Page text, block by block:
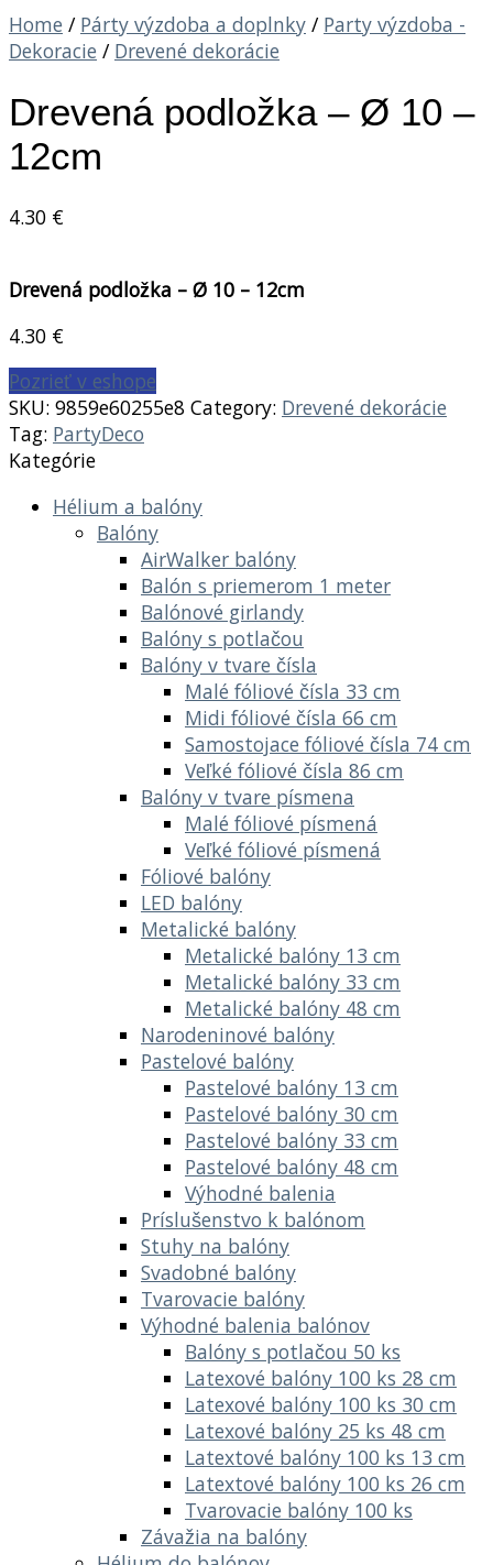
Home / Párty výzdoba a doplnky / Party výzdoba -
Dekoracie / Drevené dekorácie
Drevená podložka – Ø 10 –
12cm
4.30 €
Drevená podložka – Ø 10 – 12cm
4.30 €
Pozrieť v eshope
SKU: 9859e60255e8 Category: Drevené dekorácie
Tag: PartyDeco
Kategórie
Hélium a balóny
Balóny
AirWalker balóny
Balón s priemerom 1 meter
Balónové girlandy
Balóny s potlačou
Balóny v tvare čísla
Malé fóliové čísla 33 cm
Midi fóliové čísla 66 cm
Samostojace fóliové čísla 74 cm
Veľké fóliové čísla 86 cm
Balóny v tvare písmena
Malé fóliové písmená
Veľké fóliové písmená
Fóliové balóny
LED balóny
Metalické balóny
Metalické balóny 13 cm
Metalické balóny 33 cm
Metalické balóny 48 cm
Narodeninové balóny
Pastelové balóny
Pastelové balóny 13 cm
Pastelové balóny 30 cm
Pastelové balóny 33 cm
Pastelové balóny 48 cm
Výhodné balenia
Príslušenstvo k balónom
Stuhy na balóny
Svadobné balóny
Tvarovacie balóny
Výhodné balenia balónov
Balóny s potlačou 50 ks
Latexové balóny 100 ks 28 cm
Latexové balóny 100 ks 30 cm
Latexové balóny 25 ks 48 cm
Latextové balóny 100 ks 13 cm
Latextové balóny 100 ks 26 cm
Tvarovacie balóny 100 ks
Závažia na balóny